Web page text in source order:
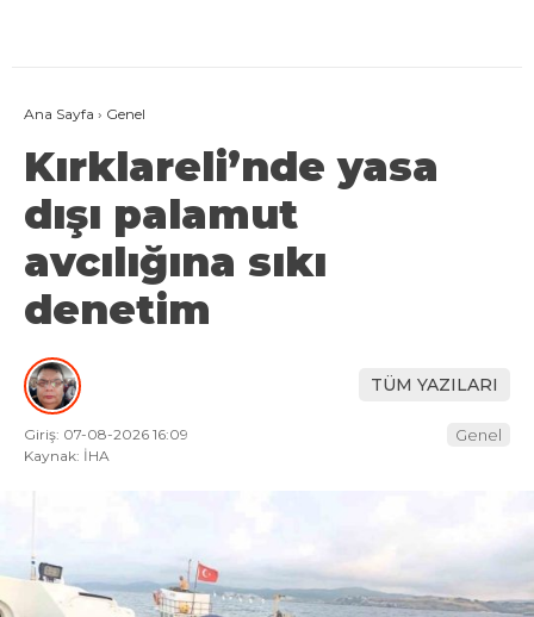
Ana Sayfa › Genel
Kırklareli’nde yasa
dışı palamut
avcılığına sıkı
denetim
TÜM YAZILARI
Giriş: 07-08-2026 16:09
Kaynak: İHA
Genel